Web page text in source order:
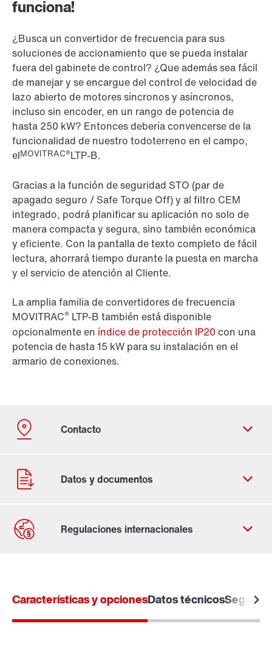
funciona!
¿Busca un convertidor de frecuencia para sus
soluciones de accionamiento que se pueda instalar
fuera del gabinete de control? ¿Que además sea fácil
de manejar y se encargue del control de velocidad de
lazo abierto de motores síncronos y asíncronos,
incluso sin encoder, en un rango de potencia de
hasta 250 kW? Entonces debería convencerse de la
funcionalidad de nuestro todoterreno en el campo,
elMOVITRAC®LTP-B.
Gracias a la función de seguridad STO (par de
apagado seguro / Safe Torque Off) y al filtro CEM
integrado, podrá planificar su aplicación no solo de
manera compacta y segura, sino también económica
y eficiente. Con la pantalla de texto completo de fácil
lectura, ahorrará tiempo durante la puesta en marcha
y el servicio de atención al Cliente.
La amplia familia de convertidores de frecuencia
MOVITRAC® LTP-B también está disponible
opcionalmente en índice de protección IP20 con una
potencia de hasta 15 kW para su instalación en el
armario de conexiones.
Características y opcionesDatos técnicos